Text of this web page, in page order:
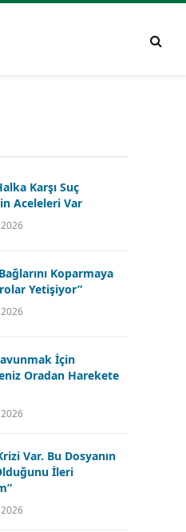
Karşı Suç
Aceleleri Var
Koparmaya
Yetişiyor”
İçin
Oradan Harekete
Var. Bu Dosyanın
İleri